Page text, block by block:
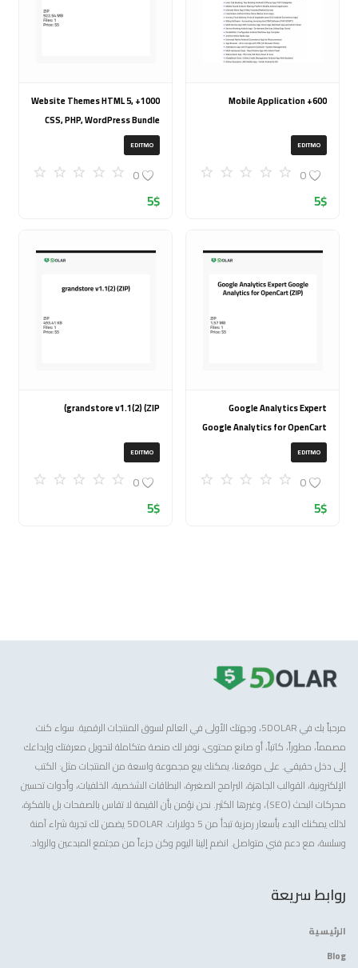
600+ Mobile Application
EDITMO
0
5$
1000+ Website Themes HTML 5,
CSS, PHP, WordPress Bundle
20240917T145511Z 001 (ZIP)
EDITMO
0
5$
Google Analytics Expert
Google Analytics for OpenCart
(ZIP)
EDITMO
0
5$
grandstore v1.1(2) (ZIP)
EDITMO
0
5$
مرحباً بك في 5DOLAR، وجهتك الأولى في العالم لسوق المنتجات الرقمية. سواء كنت
مصمماً، مطوراً، كاتباً، أو صانع محتوى، نوفر لك منصة متكاملة لتحويل معرفتك وإبداعك
إلى دخل حقيقي. على موقعنا، يمكنك بيع مجموعة واسعة من المنتجات مثل: الكتب
الإلكترونية، القوالب الجاهزة، البرامج الصغيرة، البطاقات الشخصية، الخلفيات، وأدوات تحسين
محركات البحث (SEO)، وغيرها الكثير. نحن نؤمن بأن القيمة لا تقاس بالصفحات بل بالفكرة،
لذلك يمكنك البدء بأسعار رمزية تبدأ من 5 دولارات. 5DOLAR يضمن لك تجربة شراء آمنة
وسلسة، مع دعم فني متواصل. انضم إلينا اليوم وكن جزءاً من مجتمع المبدعين والرواد.
روابط سريعة
الرئيسية
Blog